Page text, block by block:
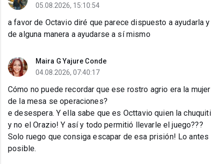
05.08.2026, 15:10:54
a favor de Octavio diré que parece dispuesto a ayudarla y
de alguna manera a ayudarse a sí mismo
Maira G Yajure Conde
04.08.2026, 07:40:17
Cómo no puede recordar que ese rostro agrio era la mujer
de la mesa se operaciones?
e desespera. Y ella sabe que es Octtavio quien la chuquiti
y no el Orazio! Y así y todo permitió llevarle el juego???
Solo ruego que consiga escapar de esa prisión! Lo antes
posible.